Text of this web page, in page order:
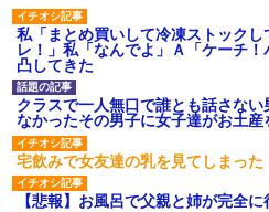
日航機墜落事故の「ここからは日本
感がヤバイ・・・
ナンパにほいほい付いていった私、
【衝撃】職場に入って来た綺麗な新
に → 新人「ドンッ！」私「！？」
の甲を踏みつけられて…
私「まとめ買いして冷凍ストック
レ！」私「なんでよ」Ａ「ケーチ
凸してきた
クラスで一人無口で誰とも話さな
なかったその男子に女子達がお土
宅飲みで女友達の乳を見てしまった
【悲報】お風呂で父親と姉が完全